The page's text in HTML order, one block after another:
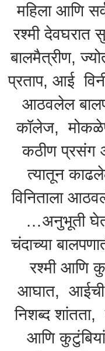
महिला आणि
रश्मी
बालमैत्रीण,
प्रताप, आई
आठवलेल
कॉलेज,
कठीण प्रसंग
त्यातून
विनिताला
…अनुभूती
चंदाच्या
रश्मी आणि
आघात, आईची
निशब्द शांतता,
आणि